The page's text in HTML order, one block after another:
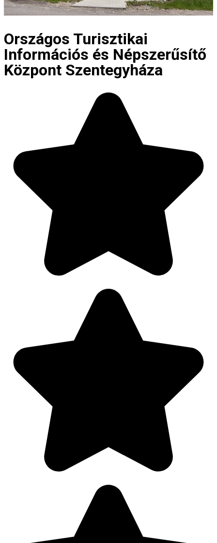
Országos Turisztikai
Információs és Népszerűsítő
Központ Szentegyháza